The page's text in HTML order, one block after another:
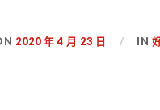
2020 年 4 月 23 日 IN